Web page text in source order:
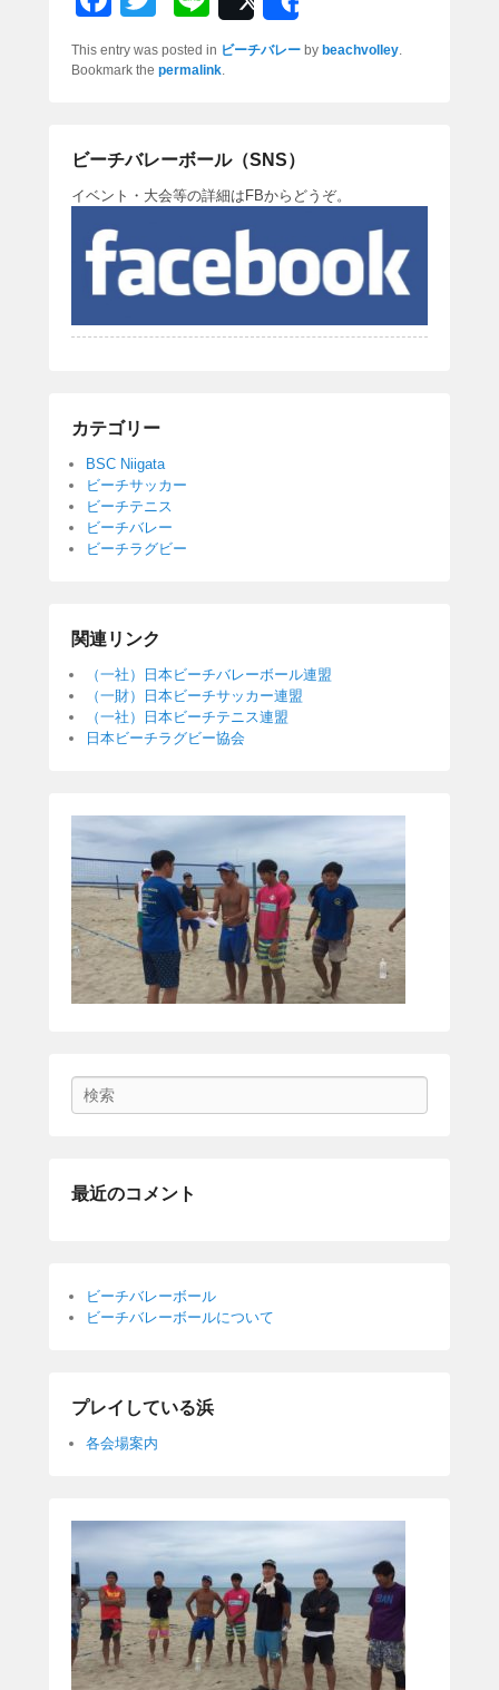
a
c
o
o
k
wi
tt
n
e
Post
This entry was posted in ビーチバレー by beachvolley.
Bookmark the permalink.
ビーチバレーボール（SNS）
イベント・大会等の詳細はFBからどうぞ。
カテゴリー
BSC Niigata
ビーチサッカー
ビーチテニス
ビーチバレー
ビーチラグビー
関連リンク
（一社）日本ビーチバレーボール連盟
（一財）日本ビーチサッカー連盟
（一社）日本ビーチテニス連盟
日本ビーチラグビー協会
Search
最近のコメント
ビーチバレーボール
ビーチバレーボールについて
プレイしている浜
各会場案内